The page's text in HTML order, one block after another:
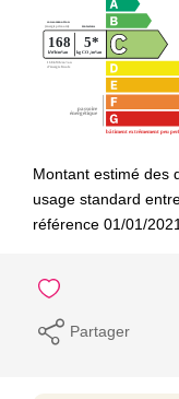
Montant estimé des
usage standard
référence 01/01/2021.
Partager